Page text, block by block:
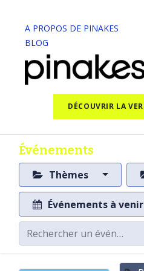
A PROPOS DE PINAKES
BLOG
DÉCOUVRIR LA
Événements
Thèmes
Événements à venir